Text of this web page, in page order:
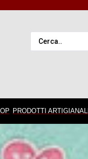
PRODOTTI ARTIGIANALI